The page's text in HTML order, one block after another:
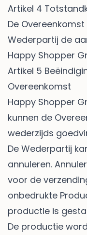
Artikel 4
De
Wederpartij de
Happy Shopper
Artikel 5
Overeenkomst
Happy Shopper
kunnen de
wederzijds
De Wederpartij
annuleren.
voor de
onbedrukte
productie is
De productie